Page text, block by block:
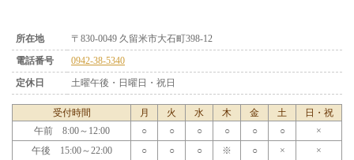
所在地
〒830-0049 久留米市大石町398-12
電話番号
0942-38-5340
定休日
土曜午後・日曜日・祝日
受付時間 月 火 水 木 金 土
日・祝
午前 8:00～12:00
○ ○ ○ ○ ○ ○
×
午後 15:00～22:00
○ ○ ○ ※ ○ × ×